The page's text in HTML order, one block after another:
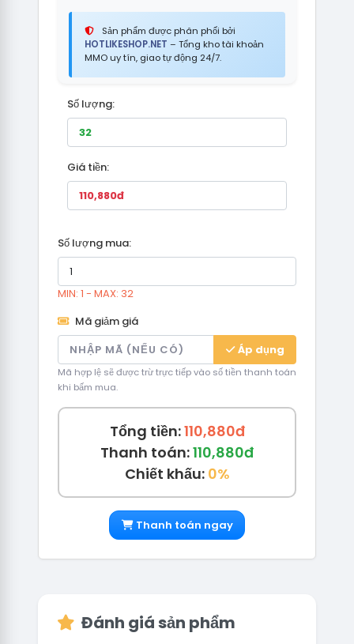
Sản phẩm được phân phối bởi
HOTLIKESHOP.NET – Tổng kho tài khoản
MMO uy tín, giao tự động 24/7.
Số lượng:
Giá tiền:
Số lượng mua:
MIN: 1 - MAX: 32
Mã giảm giá
Áp dụng
Mã hợp lệ sẽ được trừ trực tiếp vào số tiền thanh toán
khi bấm mua.
Tổng tiền:110,880đ
Thanh toán:110,880đ
Chiết khấu: 0%
Thanh toán ngay
Đánh giá sản phẩm